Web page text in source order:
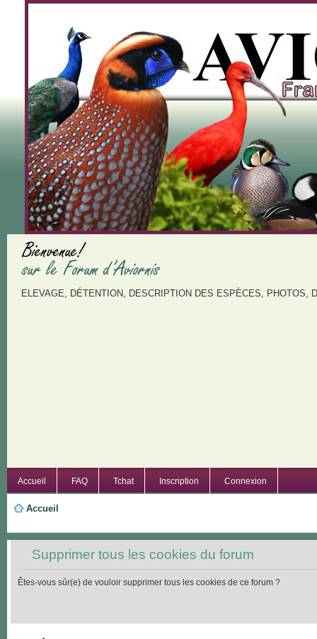
ELEVAGE, DÉTENTION, DESCRIPTION DES ESPÈCES, PHOTOS,
Accueil FAQ Tchat Inscription Connexion
Accueil
Supprimer tous les cookies du forum
Êtes-vous sûr(e) de vouloir supprimer tous les cookies de ce forum ?